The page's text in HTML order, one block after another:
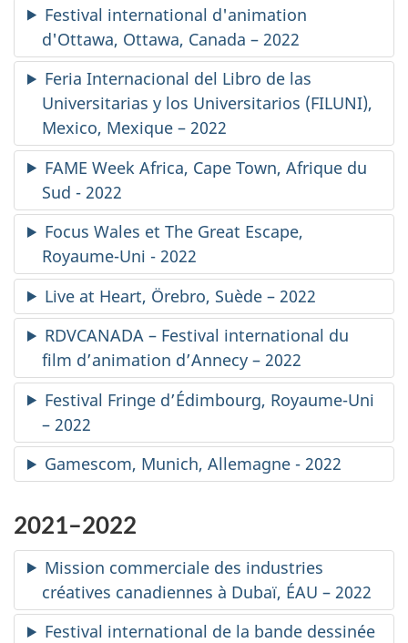
Festival international d'animation
d'Ottawa, Ottawa, Canada – 2022
Feria Internacional del Libro de las
Universitarias y los Universitarios (FILUNI),
Mexico, Mexique – 2022
FAME Week Africa, Cape Town, Afrique du
Sud - 2022
Focus Wales et The Great Escape,
Royaume-Uni - 2022
Live at Heart, Örebro, Suède – 2022
RDVCANADA – Festival international du
film d’animation d’Annecy – 2022
Festival Fringe d’Édimbourg, Royaume-Uni
– 2022
Gamescom, Munich, Allemagne - 2022
2021–2022
Mission commerciale des industries
créatives canadiennes à Dubaï, ÉAU – 2022
Festival international de la bande dessinée